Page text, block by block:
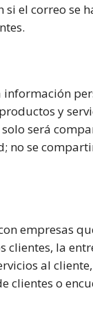
el correo se
y
será
no se
empresas
la
al
o